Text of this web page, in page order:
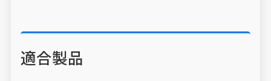
適合製品